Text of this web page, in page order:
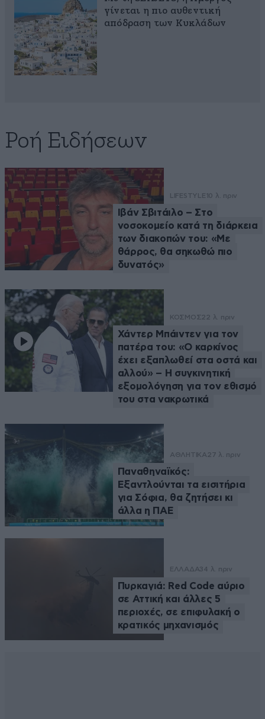
γίνεται η πιο αυθεντική
απόδραση των Κυκλάδων
Ροή Ειδήσεων
LIFESTYLE 10 λ. πριν
Ιβάν Σβιτάιλο – Στο
νοσοκομείο κατά τη διάρκεια
των διακοπών του: «Με
θάρρος, θα σηκωθώ πιο
δυνατός»
ΚΟΣΜΟΣ22 λ. πριν
Χάντερ Μπάιντεν για τον
πατέρα του: «Ο καρκίνος
έχει εξαπλωθεί στα οστά και
αλλού» – Η συγκινητική
εξομολόγηση για τον εθισμό
του στα νακρωτικά
ΑΘΛΗΤΙΚΑ27 λ. πριν
Παναθηναϊκός:
Εξαντλούνται τα εισιτήρια
για Σόφια, θα ζητήσει κι
άλλα η ΠΑΕ
ΕΛΛΑΔΑ34 λ. πριν
Πυρκαγιά: Red Code αύριο
σε Αττική και άλλες 5
περιοχές, σε επιφυλακή ο
κρατικός μηχανισμός